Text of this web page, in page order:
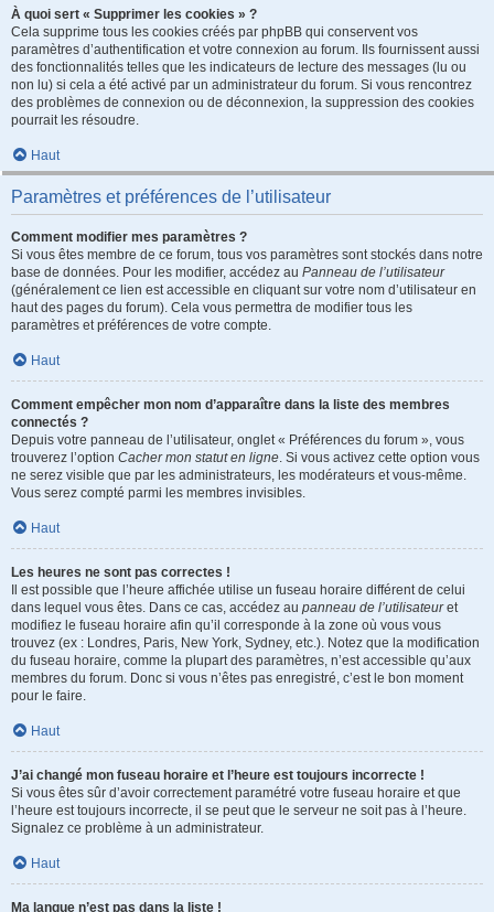
À quoi sert « Supprimer les cookies » ?
Cela supprime tous les cookies créés par phpBB qui conservent vos
paramètres d’authentification et votre connexion au forum. Ils fournissent aussi
des fonctionnalités telles que les indicateurs de lecture des messages (lu ou
non lu) si cela a été activé par un administrateur du forum. Si vous rencontrez
des problèmes de connexion ou de déconnexion, la suppression des cookies
pourrait les résoudre.
Haut
Paramètres et préférences de l’utilisateur
Comment modifier mes paramètres ?
Si vous êtes membre de ce forum, tous vos paramètres sont stockés dans notre
base de données. Pour les modifier, accédez au Panneau de l’utilisateur
(généralement ce lien est accessible en cliquant sur votre nom d’utilisateur en
haut des pages du forum). Cela vous permettra de modifier tous les
paramètres et préférences de votre compte.
Haut
Comment empêcher mon nom d’apparaître dans la liste des membres
connectés ?
Depuis votre panneau de l’utilisateur, onglet « Préférences du forum », vous
trouverez l’option Cacher mon statut en ligne. Si vous activez cette option vous
ne serez visible que par les administrateurs, les modérateurs et vous-même.
Vous serez compté parmi les membres invisibles.
Haut
Les heures ne sont pas correctes !
Il est possible que l’heure affichée utilise un fuseau horaire différent de celui
dans lequel vous êtes. Dans ce cas, accédez au panneau de l’utilisateuret
modifiez le fuseau horaire afin qu’il corresponde à la zone où vous vous
trouvez (ex : Londres, Paris, New York, Sydney, etc.). Notez que la modification
du fuseau horaire, comme la plupart des paramètres, n’est accessible qu’aux
membres du forum. Donc si vous n’êtes pas enregistré, c’est le bon moment
pour le faire.
Haut
J’ai changé mon fuseau horaire et l’heure est toujours incorrecte !
Si vous êtes sûr d’avoir correctement paramétré votre fuseau horaire et que
l’heure est toujours incorrecte, il se peut que le serveur ne soit pas à l’heure.
Signalez ce problème à un administrateur.
Haut
Ma langue n’est pas dans la liste !